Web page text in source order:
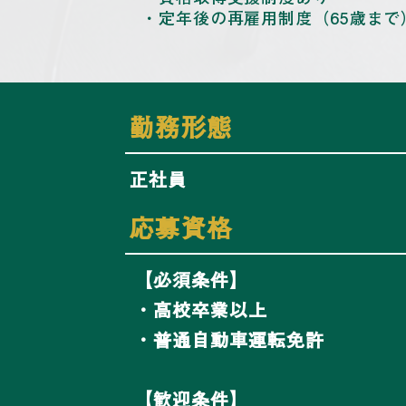
・定年後の再雇用制度（65歳まで
​勤務形態
正社員
​応募資格​
【必須条件】
・高校卒業以上
・普通自動車運転免許
【歓迎条件】